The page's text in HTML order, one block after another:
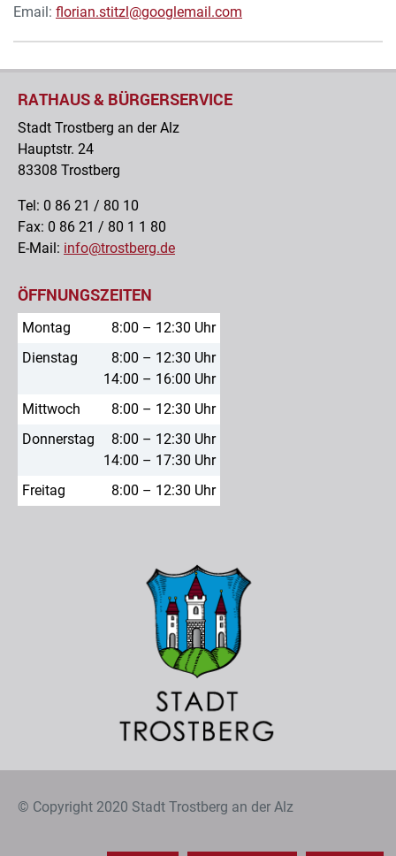
Email: florian.stitzl@googlemail.com
RATHAUS & BÜRGERSERVICE
Stadt Trostberg an der Alz
Hauptstr. 24
83308 Trostberg
Tel: 0 86 21 / 80 10
Fax: 0 86 21 / 80 1 1 80
E-Mail: info@trostberg.de
ÖFFNUNGSZEITEN
Montag
8:00 – 12:30 Uhr
Dienstag
8:00 – 12:30 Uhr
14:00 – 16:00 Uhr
Mittwoch
8:00 – 12:30 Uhr
Donnerstag
8:00 – 12:30 Uhr
14:00 – 17:30 Uhr
Freitag
8:00 – 12:30 Uhr
© Copyright 2020 Stadt Trostberg an der Alz